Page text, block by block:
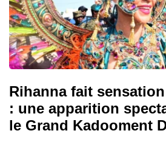
Rihanna fait
: une apparition
le Grand Kadooment